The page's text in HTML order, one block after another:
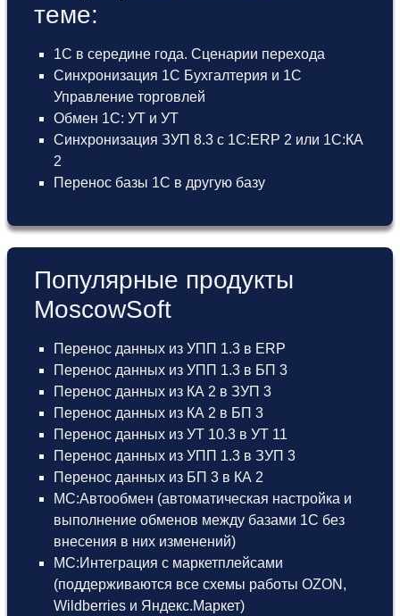
теме:
1С в середине года. Сценарии перехода
Синхронизация 1С Бухгалтерия и 1С
Управление торговлей
Обмен 1С: УТ и УТ
Синхронизация ЗУП 8.3 с 1С:ERP 2 или 1С:КА
2
Перенос базы 1С в другую базу
Популярные продукты
MoscowSoft
Перенос данных из УПП 1.3 в ERP
Перенос данных из УПП 1.3 в БП 3
Перенос данных из КА 2 в ЗУП 3
Перенос данных из КА 2 в БП 3
Перенос данных из УТ 10.3 в УТ 11
Перенос данных из УПП 1.3 в ЗУП 3
Перенос данных из БП 3 в КА 2
МС:Автообмен (автоматическая настройка и
выполнение обменов между базами 1С без
внесения в них изменений)
МС:Интеграция с маркетплейсами
(поддерживаются все схемы работы OZON,
Wildberries и Яндекс.Маркет)